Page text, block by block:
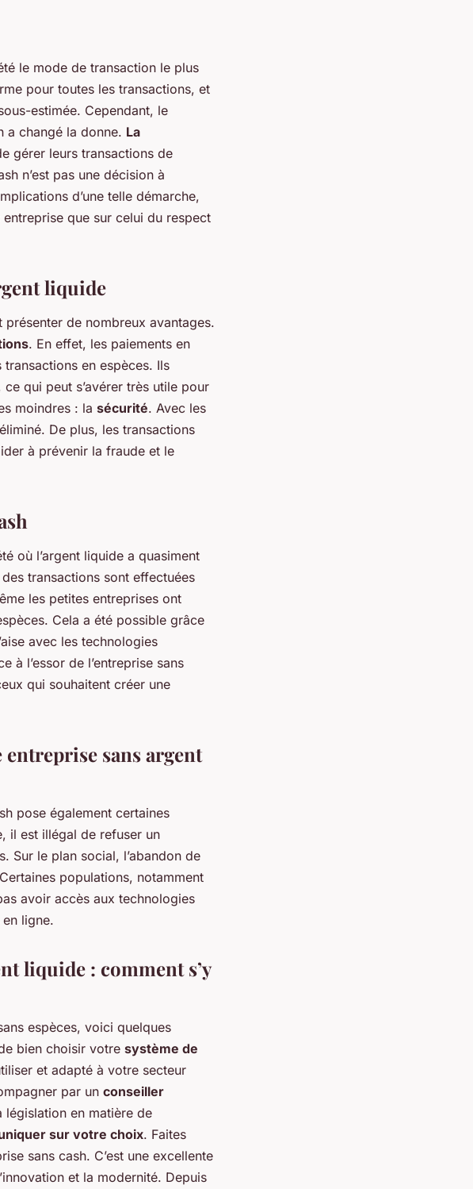
le mode de transaction le plus
pour toutes les transactions, et
estimée. Cependant, le
a changé la donne. La
gérer leurs transactions de
n’est pas une décision à
d’une telle démarche,
que sur celui du respect
liquide
de nombreux avantages.
. En effet, les paiements en
en espèces. Ils
qui peut s’avérer très utile pour
moindres : la sécurité. Avec les
De plus, les transactions
à prévenir la fraude et le
où l’argent liquide a quasiment
transactions sont effectuées
les petites entreprises ont
Cela a été possible grâce
avec les technologies
à l’essor de l’entreprise sans
qui souhaitent créer une
sans argent
pose également certaines
il est illégal de refuser un
Sur le plan social, l’abandon de
populations, notamment
avoir accès aux technologies
ligne.
liquide : comment s’y
espèces, voici quelques
bien choisir votre système de
et adapté à votre secteur
par un conseiller
législation en matière de
sur votre choix. Faites
sans cash. C’est une excellente
et la modernité. Depuis